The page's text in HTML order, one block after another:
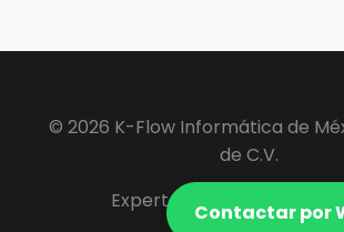
Contactar por
© 2026 K-Flow Informática de
de C.V.
Expertos en Software ERP y